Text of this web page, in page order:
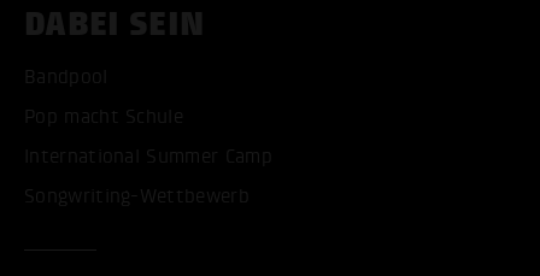
DABEI SEIN
Bandpool
Pop macht Schule
International Summer Camp
Songwriting-Wettbewerb